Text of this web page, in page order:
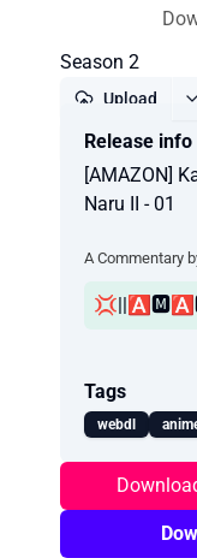
Season 2
Upload
Release info
[AMAZON]
Naru II - 01
A Commentary
Tags
webdl